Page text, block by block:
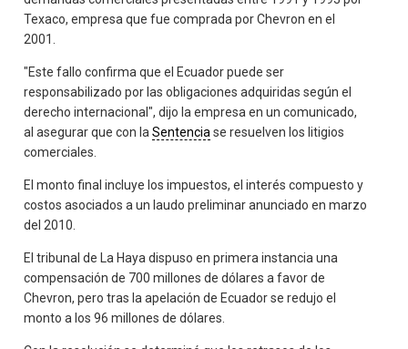
Texaco, empresa que fue comprada por Chevron en el
2001.
"Este fallo confirma que el Ecuador puede ser
responsabilizado por las obligaciones adquiridas según el
derecho internacional", dijo la empresa en un comunicado,
al asegurar que con laSentencia se resuelven los litigios
comerciales.
El monto final incluye los impuestos, el interés compuesto y
costos asociados a un laudo preliminar anunciado en marzo
del 2010.
El tribunal de La Haya dispuso en primera instancia una
compensación de 700 millones de dólares a favor de
Chevron, pero tras la apelación de Ecuador se redujo el
monto a los 96 millones de dólares.